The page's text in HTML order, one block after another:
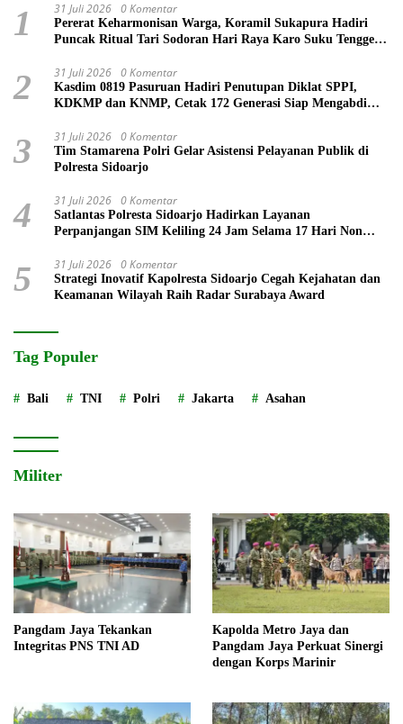
1 31 Juli 2026 0 Komentar
Pererat Keharmonisan Warga, Koramil Sukapura Hadiri
Puncak Ritual Tari Sodoran Hari Raya Karo Suku Tengger
2 31 Juli 2026 0 Komentar
Kasdim 0819 Pasuruan Hadiri Penutupan Diklat SPPI,
KDKMP dan KNMP, Cetak 172 Generasi Siap Mengabdi
3 31 Juli 2026 0 Komentar
Tim Stamarena Polri Gelar Asistensi Pelayanan Publik di
Polresta Sidoarjo
4 31 Juli 2026 0 Komentar
Satlantas Polresta Sidoarjo Hadirkan Layanan
Perpanjangan SIM Keliling 24 Jam Selama 17 Hari Non
5 31 Juli 2026 0 Komentar
Strategi Inovatif Kapolresta Sidoarjo Cegah Kejahatan dan
Keamanan Wilayah Raih Radar Surabaya Award
Tag Populer
Bali TNI Polri Jakarta Asahan
Militer
Pangdam Jaya Tekankan
Integritas PNS TNI AD
Kapolda Metro Jaya dan
Pangdam Jaya Perkuat Sinergi
dengan Korps Marinir